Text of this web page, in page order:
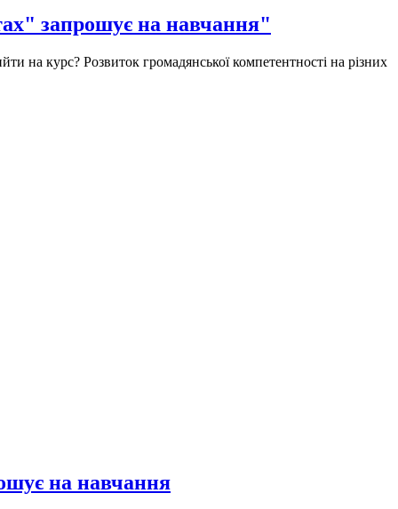
запрошує на навчання"
на курс? Розвиток громадянської компетентності на різних
на навчання